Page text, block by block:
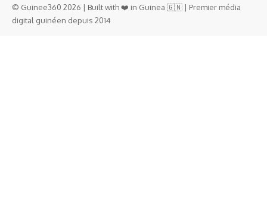
© Guinee360 2026 | Built with ❤️ in Guinea 🇬🇳 | Premier média
digital guinéen depuis 2014